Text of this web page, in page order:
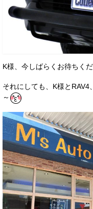
K様、今しばらくお待ちく
それにしても、K様と
～